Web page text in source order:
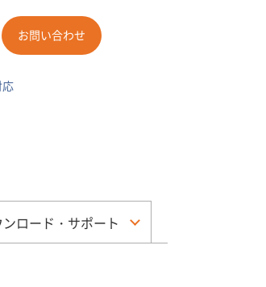
お問い合わせ
ロード・サポート